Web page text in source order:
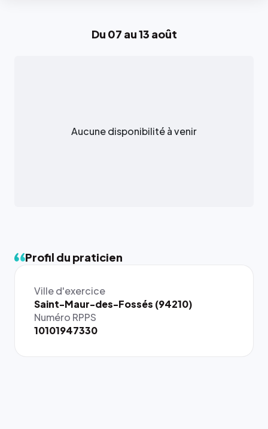
Du 07 au 13 août
Aucune disponibilité à venir
Profil du praticien
Ville d'exercice
Saint-Maur-des-Fossés (94210)
Numéro RPPS
10101947330